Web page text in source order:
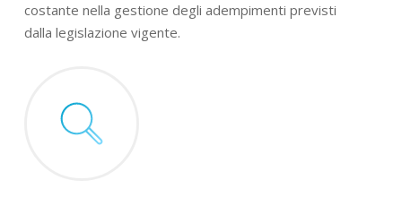
costante nella gestione degli adempimenti previsti
dalla legislazione vigente.